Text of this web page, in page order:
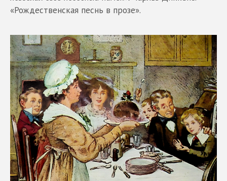
«Рождественская песнь в прозе».